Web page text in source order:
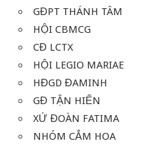
GĐPT THÁNH TÂM
HỘI CBMCG
CĐ LCTX
HỘI LEGIO MARIAE
HĐGD ĐAMINH
GĐ TẬN HIẾN
XỨ ĐOÀN FATIMA
NHÓM CẮM HOA